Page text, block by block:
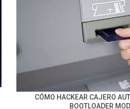
CÓMO HACKEAR CAJERO
BOOTLOADER